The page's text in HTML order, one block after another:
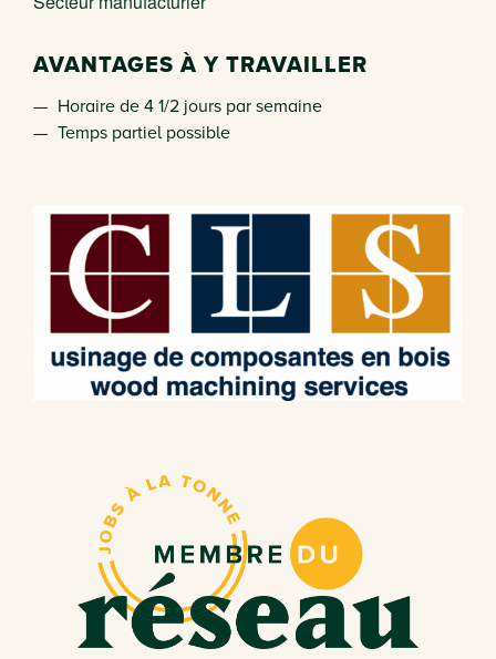
AVANTAGES À Y TRAVAILLER
Horaire de 4 1/2 jours par semaine
Temps partiel possible